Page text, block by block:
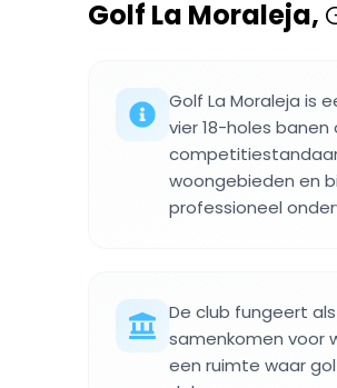
Golf La Moraleja,
Golf La Moraleja is
vier 18-holes
woongebieden en
professioneel
De club fungeert
samenkomen voor
een ruimte waar